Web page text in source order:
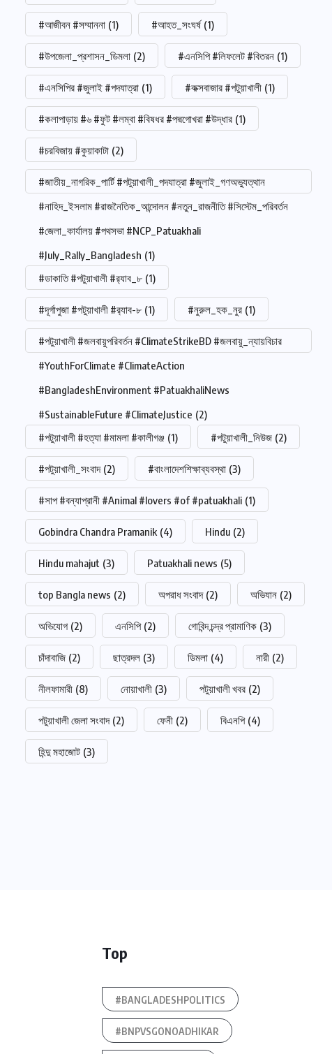
#আজীবন #সম্মাননা (1) #আহত_সংঘর্ষ (1)
#উপজেলা_প্রশাসন_ডিমলা (2) #এনসিপি #লিফলেট #বিতরন (1)
#এনসিপির #জুলাই #পদযাত্রা (1) #কক্সবাজার #পটুয়াখালী (1)
#কলাপাড়ায় #৬ #ফুট #লম্বা #বিষধর #পদ্মগোখরা #উদ্ধার (1)
#চরবিজায় #কুয়াকাটা (2)
#জাতীয়_নাগরিক_পার্টি #পটুয়াখালী_পদযাত্রা #জুলাই_গণঅভ্যুত্থান
#নাহিদ_ইসলাম #রাজনৈতিক_আন্দোলন #নতুন_রাজনীতি #সিস্টেম_পরিবর্তন
#জেলা_কার্যালয় #পথসভা #NCP_Patuakhali
#July_Rally_Bangladesh (1)
#ডাকাতি #পটুয়াখালী #র‍্যাব_৮ (1)
#দূর্গাপুজা #পটুয়াখালী #র‍্যাব-৮ (1) #নুরুল_হক_নুর (1)
#পটুয়াখালী #জলবায়ুপরিবর্তন #ClimateStrikeBD #জলবায়ু_ন্যায়বিচার
#YouthForClimate #ClimateAction
#BangladeshEnvironment #PatuakhaliNews
#SustainableFuture #ClimateJustice (2)
#পটুয়াখালী #হত্যা #মামলা #কালীগঞ্জ (1) #পটুয়াখালী_নিউজ (2)
#পটুয়াখালী_সংবাদ (2) #বাংলাদেশশিক্ষাব্যবস্থা (3)
#সাপ #বন্যাপ্রানী #Animal #lovers #of #patuakhali (1)
Gobindra Chandra Pramanik (4) Hindu (2)
Hindu mahajut (3) Patuakhali news (5)
top Bangla news (2) অপরাধ সংবাদ (2) অভিযান (2)
অভিযোগ (2) এনসিপি (2) গোবিন্দ চন্দ্র প্রামাণিক (3)
চাঁদাবাজি (2) ছাত্রদল (3) ডিমলা (4) নারী (2)
নীলফামারী (8) নোয়াখালী (3) পটুয়াখালী খবর (2)
পটুয়াখালী জেলা সংবাদ (2) ফেনী (2) বিএনপি (4)
হিন্দু মহাজোট (3)
Top
#BANGLADESHPOLITICS
#BNPVSGONOADHIKAR